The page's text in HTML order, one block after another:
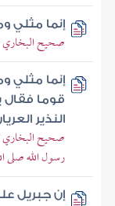
إنما مثلي
صحيح البخاري
إنما مثلي
قوما فقال
النذير
صحيح البخاري
رسول الله صلى
إن جبريل